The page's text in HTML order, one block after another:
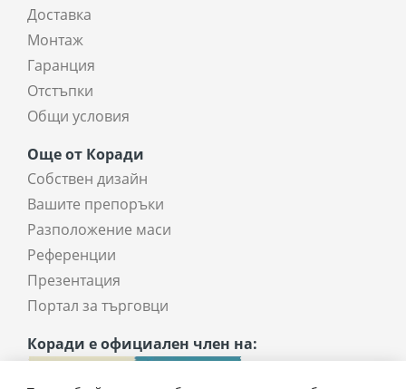
Доставка
Монтаж
Гаранция
Отстъпки
Общи условия
Още от Коради
Собствен дизайн
Вашите препоръки
Разположение маси
Референции
Презентация
Портал за търговци
Коради е официален член на: